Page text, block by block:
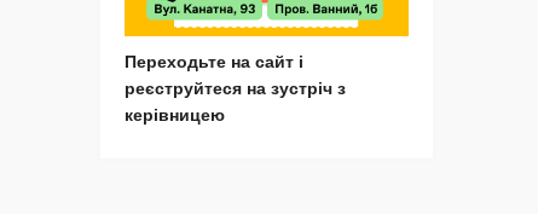
Переходьте на сайт і
реєструйтеся на зустріч з
керівницею